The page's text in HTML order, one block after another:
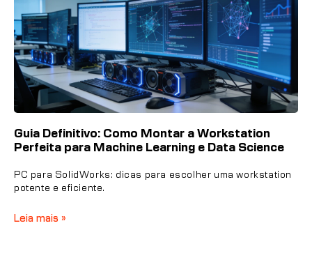
Guia Definitivo: Como Montar a Workstation
Perfeita para Machine Learning e Data Science
PC para SolidWorks: dicas para escolher uma workstation
potente e eficiente.
Leia mais »